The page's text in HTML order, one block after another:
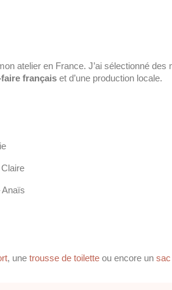
atelier en France. J’ai sélectionné
français et d’une production locale.
, une trousse de toilette ou encore un